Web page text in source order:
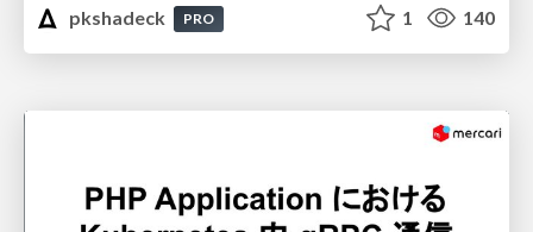
pkshadeck
PRO 1 140